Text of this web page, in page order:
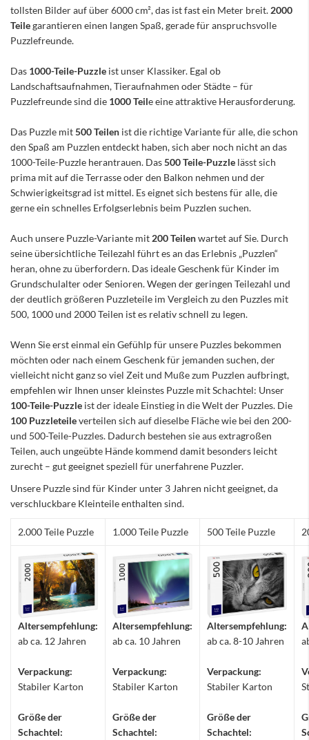
tollsten Bilder auf über 6000 cm², das ist fast ein Meter breit. 2000
Teilegarantieren einen langen Spaß, gerade für anspruchsvolle
Puzzlefreunde.
Das 1000-Teile-Puzzle ist unser Klassiker. Egal ob
Landschaftsaufnahmen, Tieraufnahmen oder Städte – für
Puzzlefreunde sind die 1000 Teile eine attraktive Herausforderung.
Das Puzzle mit500 Teilen ist die richtige Variante für alle, die schon
den Spaß am Puzzlen entdeckt haben, sich aber noch nicht an das
1000-Teile-Puzzle herantrauen. Das500 Teile-Puzzle lässt sich
prima mit auf die Terrasse oder den Balkon nehmen und der
Schwierigkeitsgrad ist mittel. Es eignet sich bestens für alle, die
gerne ein schnelles Erfolgserlebnis beim Puzzlen suchen.
Auch unsere Puzzle-Variante mit 200 Teilenwartet auf Sie. Durch
seine übersichtliche Teilezahl führt es an das Erlebnis „Puzzlen“
heran, ohne zu überfordern. Das ideale Geschenk für Kinder im
Grundschulalter oder Senioren. Wegen der geringen Teilezahl und
der deutlich größeren Puzzleteile im Vergleich zu den Puzzles mit
500, 1000 und 2000 Teilen ist es relativ schnell zu legen.
Wenn Sie erst einmal ein Gefühlp für unsere Puzzles bekommen
möchten oder nach einem Geschenk für jemanden suchen, der
vielleicht nicht ganz so viel Zeit und Muße zum Puzzlen aufbringt,
empfehlen wir Ihnen unser kleinstes Puzzle mit Schachtel: Unser
100-Teile-Puzzle ist der ideale Einstieg in die Welt der Puzzles. Die
100 Puzzleteileverteilen sich auf dieselbe Fläche wie bei den 200-
und 500-Teile-Puzzles. Dadurch bestehen sie aus extragroßen
Teilen, auch ungeübte Hände kommend damit besonders leicht
zurecht – gut geeignet speziell für unerfahrene Puzzler.
Unsere Puzzle sind für Kinder unter 3 Jahren nicht geeignet, da
verschluckbare Kleinteile enthalten sind.
2.000 Teile Puzzle 1.000 Teile Puzzle 500 Teile Puzzle
Altersempfehlung:
ab ca. 12 Jahren
Verpackung:
Stabiler Karton
Größe der
Schachtel:
Altersempfehlung:
ab ca. 10 Jahren
Verpackung:
Stabiler Karton
Größe der
Schachtel:
Altersempfehlung:
ab ca. 8-10 Jahren
Verpackung:
Stabiler Karton
Größe der
Schachtel: